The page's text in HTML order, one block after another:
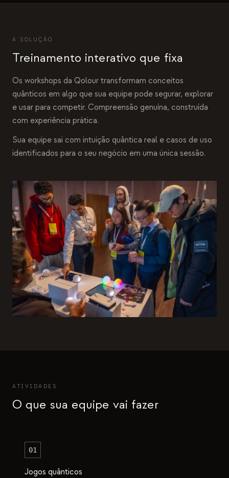
A SOLUÇÃO
Treinamento interativo que fixa
Os workshops da Qolour transformam conceitos
quânticos em algo que sua equipe pode segurar, explorar
e usar para competir. Compreensão genuína, construída
com experiência prática.
Sua equipe sai com intuição quântica real e casos de uso
identificados para o seu negócio em uma única sessão.
ATIVIDADES
O que sua equipe vai fazer
01
Jogos quânticos